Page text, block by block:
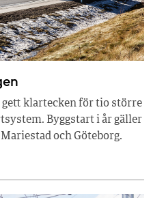
gett klartecken för tio större
Byggstart i år gäller
och Göteborg.